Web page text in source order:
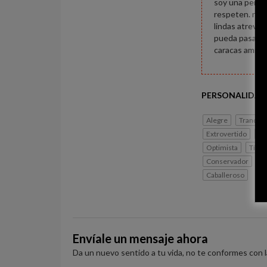
soy una
respeten. no
lindas
pueda pasar,
caracas
PERSONALIDAD
Alegre Tranquilo
Extrovertido
Optimista
Tímido
Conservador
Caballeroso
Envíale un mensaje ahora
Da un nuevo sentido a tu vida, no te conformes con